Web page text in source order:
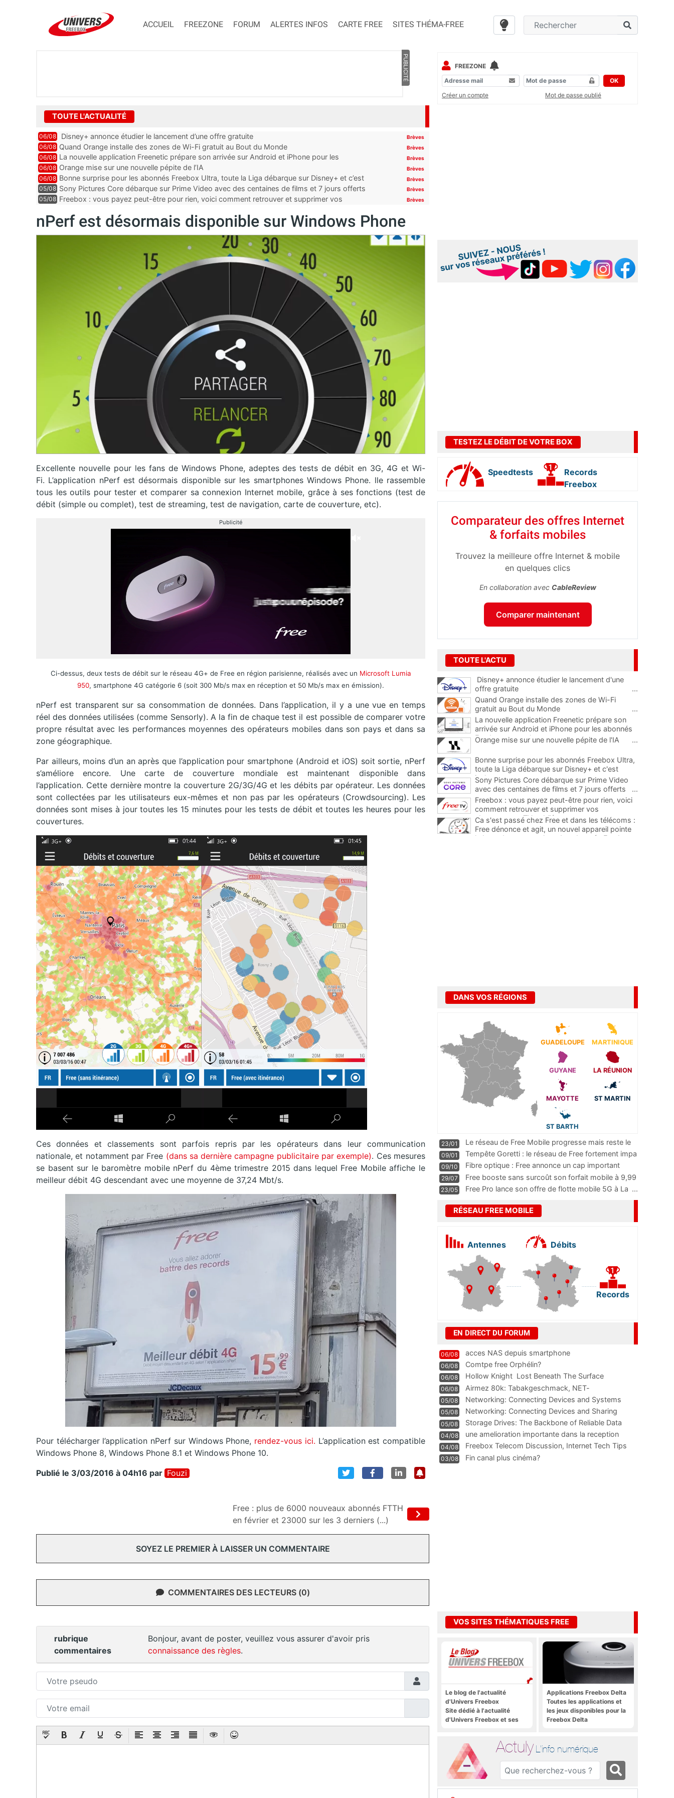
ACCUEIL FREEZONE FORUM ALERTES INFOS CARTE FREE SITES THÉMA-FREE
PUBLICITÉ
TOUTE L'ACTUALITÉ
06/08 Disney+ annonce étudier le lancement d’une offre gratuite Brèves
06/08 Quand Orange installe des zones de Wi-Fi gratuit au Bout du Monde Brèves
06/08 La nouvelle application Freenetic prépare son arrivée sur Android et iPhone pour les
abonnés Freebox, testez la
Brèves
06/08 Orange mise sur une nouvelle pépite de l’IA Brèves
06/08 Bonne surprise pour les abonnés Freebox Ultra, toute la Liga débarque sur Disney+ et c’est
inclus
Brèves
05/08 Sony Pictures Core débarque sur Prime Video avec des centaines de films et 7 jours offerts Brèves
05/08 Freebox : vous payez peut-être pour rien, voici comment retrouver et supprimer vos
Brèves
nPerf est désormais disponible sur Windows Phone
Excellente nouvelle pour les fans de Windows Phone, adeptes des tests de débit en 3G, 4G et Wi-
Fi. L’application nPerf est désormais disponible sur les smartphones Windows Phone. lle rassemble
tous les outils pour tester et comparer sa connexion Internet mobile, grâce à ses fonctions (test de
débit (simple ou complet), test de streaming, test de navigation, carte de couverture, etc).
Publicité
Ci-dessus, deux tests de débit sur le réseau 4G+ de Free en région parisienne, réalisés avec un Microsoft Lumia
950, smartphone 4G catégorie 6 (soit 300 Mb/s max en réception et 50 Mb/s max en émission).
nPerf est transparent sur sa consommation de données. Dans l’application, il y a une vue en temps
réel des données utilisées (comme Sensorly). A la fin de chaque test il est possible de comparer votre
propre résultat avec les performances moyennes des opérateurs mobiles dans son pays et dans sa
zone géographique.
Par ailleurs, moins d’un an après que l’application pour smartphone (Android et iOS) soit sortie, nPerf
s’améliore encore. Une carte de couverture mondiale est maintenant disponible dans
l’application. Cette dernière montre la couverture 2G/3G/4G et les débits par opérateur. Les données
sont collectées par les utilisateurs eux-mêmes et non pas par les opérateurs (Crowdsourcing). Les
données sont mises à jour toutes les 15 minutes pour les tests de débit et toutes les heures pour les
couvertures.
Ces données et classements sont parfois repris par les opérateurs dans leur communication
nationale, et notamment par Free (dans sa dernière campagne publicitaire par exemple). Ces mesures
se basent sur le baromètre mobile nPerf du 4ème trimestre 2015 dans lequel Free Mobile affiche le
meilleur débit 4G descendant avec une moyenne de 37,24 Mbt/s.
Pour télécharger l’application nPerf sur Windows Phone, rendez-vous ici. L’application est compatible
Windows Phone 8, Windows Phone 8.1 et Windows Phone 10.
Publié le 3/03/2016 à 04h16 par Fouzi
Free : plus de 6000 nouveaux abonnés FTTH
en février et 23000 sur les 3 derniers (...)
SOYEZ LE PREMIER À LAISSER UN COMMENTAIRE
COMMENTAIRES DES LECTEURS (0)
rubrique
commentaires
Bonjour, avant de poster, veuillez vous assurer d'avoir pris
connaissance des règles.
FREEZONE
OK
Créer un compte
Mot de passe oublié
TESTEZ LE DÉBIT DE VOTRE BOX
Speedtests
Records
Freebox
Comparateur des offres Internet
& forfaits mobiles
Trouvez la meilleure offre Internet & mobile
en quelques clics
En collaboration avec CableReview
Comparer maintenant
TOUTE L'ACTU
Disney+ annonce étudier le lancement d'une
offre gratuite
...
Quand Orange installe des zones de Wi-Fi
gratuit au Bout du Monde
...
La nouvelle application Freenetic prépare son
arrivée sur Android et iPhone pour les abonnés
Freebox, testez la
Orange mise sur une nouvelle pépite de l'IA ...
Bonne surprise pour les abonnés Freebox Ultra,
toute la Liga débarque sur Disney+ et c'est
inclus
Sony Pictures Core débarque sur Prime Video
avec des centaines de films et 7 jours offerts
...
Freebox : vous payez peut-être pour rien, voici
comment retrouver et supprimer vos
abonnements TV oubliés
...
Ca s'est passé chez Free et dans les télécoms :
Free dénonce et agit, un nouvel appareil pointe
le bout de son nez chez des abonnés Freebox...
DANS VOS RÉGIONS
GUADELOUPE MARTINIQUE
GUYANE LA RÉUNION
MAYOTTE ST MARTIN
ST BARTH
23/01
Le réseau de Free Mobile progresse mais reste le
m
...
09/01
Tempête Goretti : le réseau de Free fortement impa
09/10
Fibre optique : Free annonce un cap important
pass
...
29/07
Free booste sans surcoût son forfait mobile à 9,99
23/05 Free Pro lance son offre de flotte mobile 5G à La ...
RÉSEAU FREE MOBILE
Antennes Débits
Records
EN DIRECT DU FORUM
06/08 acces NAS depuis smartphone
06/08 Comtpe free Orphélin?
06/08 Hollow Knight  Lost Beneath The Surface
06/08
Airmez 80k: Tabakgeschmack, NET-
Technologie und Leistung im
05/08 Networking: Connecting Devices and Systems
05/08
Networking: Connecting Devices and Sharing
Information
05/08
Storage Drives: The Backbone of Reliable Data
Management
04/08
une amelioration importante dans la reception
WIFI
04/08
Freebox Telecom Discussion, Internet Tech Tips
Communi
03/08 Fin canal plus cinéma?
VOS SITES THÉMATIQUES FREE
Le blog de l'actualité
d'Univers Freebox
Site dédié à l'actualité
d'Univers Freebox et ses
thématiques Actuly, à
Freezone, etc.
Applications Freebox Delta
Toutes les applications et
les jeux disponibles pour la
Freebox Delta
Actuly L'info numérique